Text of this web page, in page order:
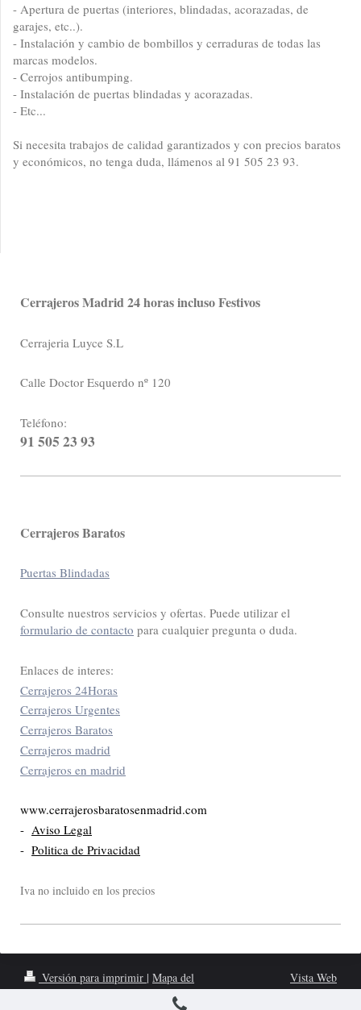
- Apertura de puertas (interiores, blindadas, acorazadas, de
garajes, etc..).
- Instalación y cambio de bombillos y cerraduras de todas las
marcas modelos.
- Cerrojos antibumping.
- Instalación de puertas blindadas y acorazadas.
- Etc...
Si necesita trabajos de calidad garantizados y con precios baratos
y económicos, no tenga duda, llámenos al 91 505 23 93.
Cerrajeros Madrid 24 horas incluso Festivos
Cerrajeria Luyce S.L
Calle Doctor Esquerdo nº 120
Teléfono:
91 505 23 93
Cerrajeros Baratos
Puertas Blindadas
Consulte nuestros servicios y ofertas. Puede utilizar el
formulario de contacto para cualquier pregunta o duda.
Enlaces de interes:
Cerrajeros 24Horas
Cerrajeros Urgentes
Cerrajeros Baratos
Cerrajeros madrid
Cerrajeros en madrid
www.cerrajerosbaratosenmadrid.com
- Aviso Legal
- Politica de Privacidad
Iva no incluido en los precios
Versión para imprimir | Mapa del
sitio
Vista Web